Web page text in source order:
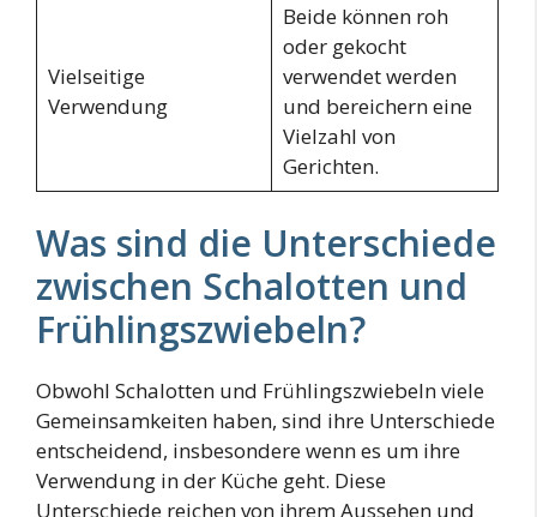
Vielseitige
Verwendung
Beide können roh
oder gekocht
verwendet werden
und bereichern eine
Vielzahl von
Gerichten.
Was sind die Unterschiede
zwischen Schalotten und
Frühlingszwiebeln?
Obwohl Schalotten und Frühlingszwiebeln viele
Gemeinsamkeiten haben, sind ihre Unterschiede
entscheidend, insbesondere wenn es um ihre
Verwendung in der Küche geht. Diese
Unterschiede reichen von ihrem Aussehen und